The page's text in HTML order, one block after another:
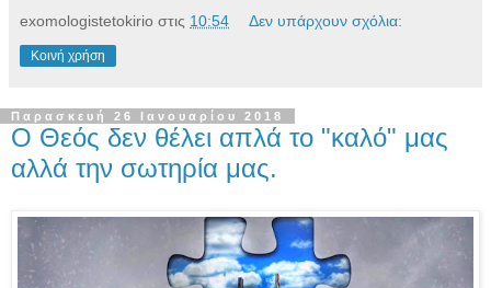
exomologistetokirio στις 10:54 Δεν υπάρχουν σχόλια:
Κοινή χρήση
Παρασκευή 26 Ιανουαρίου 2018
Ο Θεός δεν θέλει απλά το "καλό" μας
αλλά την σωτηρία μας.